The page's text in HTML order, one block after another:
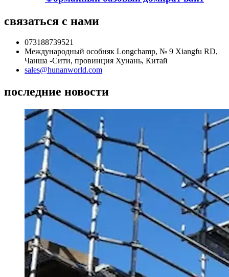
связаться с нами
073188739521
Международный особняк Longchamp, № 9 Xiangfu RD,
Чанша -Сити, провинция Хунань, Китай
sales@hunanworld.com
последние новости